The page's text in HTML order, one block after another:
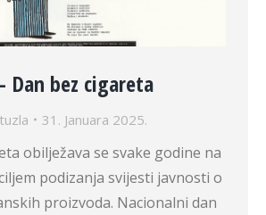
Dan bez cigareta
31. Januara 2025.
obilježava se svake godine na
podizanja svijesti javnosti o
proizvoda. Nacionalni dan